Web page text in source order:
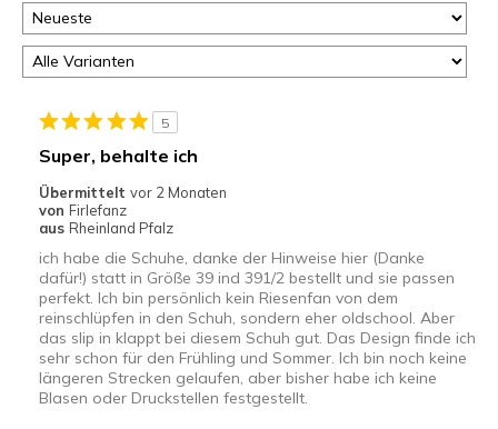
5
Super, behalte ich
Übermittelt vor 2 Monaten
von Firlefanz
aus Rheinland Pfalz
ich habe die Schuhe, danke der Hinweise hier (Danke
dafür!) statt in Größe 39 ind 391/2 bestellt und sie passen
perfekt. Ich bin persönlich kein Riesenfan von dem
reinschlüpfen in den Schuh, sondern eher oldschool. Aber
das slip in klappt bei diesem Schuh gut. Das Design finde ich
sehr schon für den Frühling und Sommer. Ich bin noch keine
längeren Strecken gelaufen, aber bisher habe ich keine
Blasen oder Druckstellen festgestellt.